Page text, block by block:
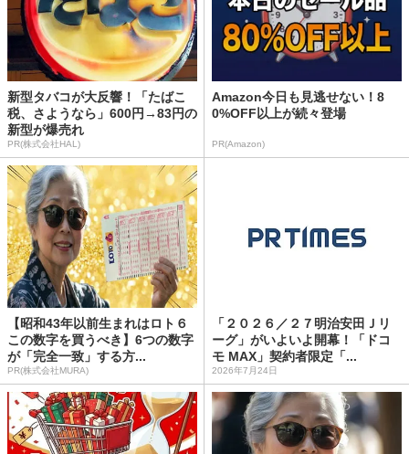
新型タバコが大反響！「たばこ
税、さようなら」600円→83円の
新型が爆売れ
PR(株式会社HAL)
Amazon今日も見逃せない！8
0%OFF以上が続々登場
PR(Amazon)
【昭和43年以前生まれはロト６
この数字を買うべき】6つの数字
が「完全一致」する方...
PR(株式会社MURA)
「２０２６／２７明治安田Ｊリ
ーグ」がいよいよ開幕！「ドコ
モ MAX」契約者限定「...
2026年7月24日